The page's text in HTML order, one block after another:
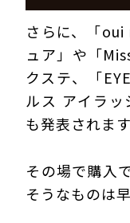
さらに、「
ュア」や「
クステ、「
ルス アイラッ
も発表されます
その場で購入
そうなものは